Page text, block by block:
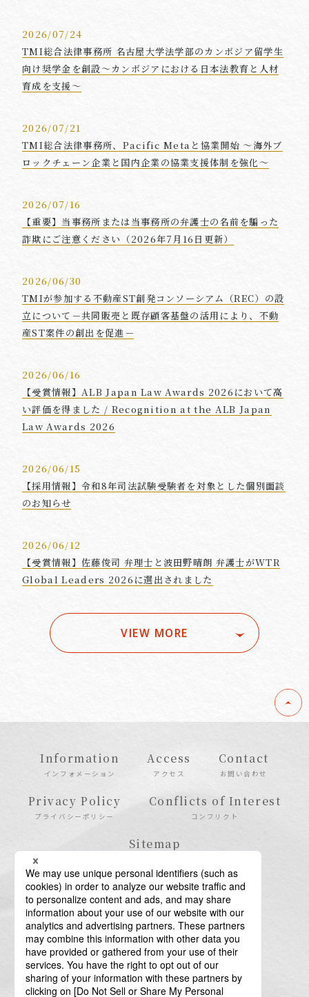
2026/07/24
TMI総合法律事務所 名古屋大学法学部のカンボジア留学生
向け奨学金を創設～カンボジアにおける日本法教育と人材
育成を支援～
2026/07/21
TMI総合法律事務所、Pacific Metaと協業開始 ～海外ブ
ロックチェーン企業と国内企業の協業支援体制を強化～
2026/07/16
【重要】当事務所または当事務所の弁護士の名前を騙った
詐欺にご注意ください（2026年7月16日更新）
2026/06/30
TMIが参加する不動産ST創発コンソーシアム（REC）の設
立について－共同販売と既存顧客基盤の活用により、不動
産ST案件の創出を促進－
2026/06/16
【受賞情報】ALB Japan Law Awards 2026において高
い評価を得ました / Recognition at the ALB Japan
Law Awards 2026
2026/06/15
【採用情報】令和8年司法試験受験者を対象とした個別面談
のお知らせ
2026/06/12
【受賞情報】佐藤俊司 弁理士と波田野晴朗 弁護士がWTR
Global Leaders 2026に選出されました
VIEW MORE
Information
インフォメーション
Access
アクセス
Contact
お問い合わせ
Privacy Policy
プライバシーポリシー
Conflicts of Interest
コンフリクト
Sitemap